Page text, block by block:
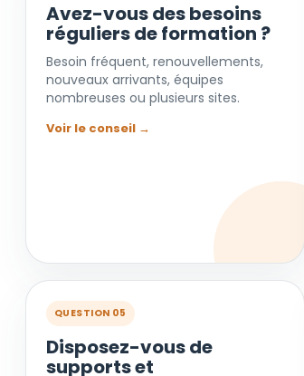
Avez-vous des besoins
réguliers de formation ?
Besoin fréquent, renouvellements,
nouveaux arrivants, équipes
nombreuses ou plusieurs sites.
Voir le conseil →
QUESTION 05
Disposez-vous de
supports et